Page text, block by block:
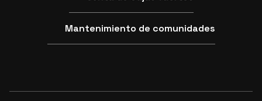
Mantenimiento de comunidades